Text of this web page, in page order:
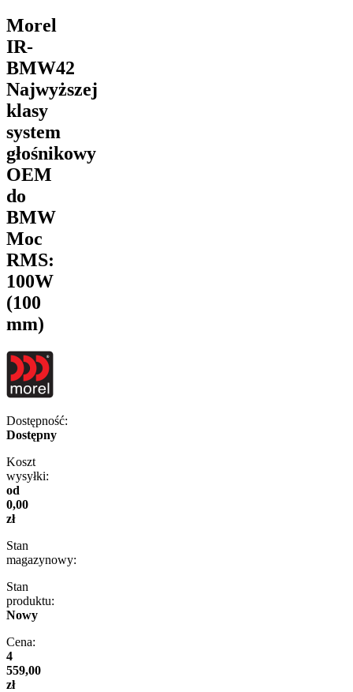
Morel
IR-
BMW42
Najwyższej
klasy
system
głośnikowy
OEM
do
BMW
Moc
RMS:
100W
(100
mm)
Dostępność:
Dostępny
Koszt
wysyłki:
od
0,00
zł
Stan
magazynowy:
Stan
produktu:
Nowy
Cena:
4
559,00
zł